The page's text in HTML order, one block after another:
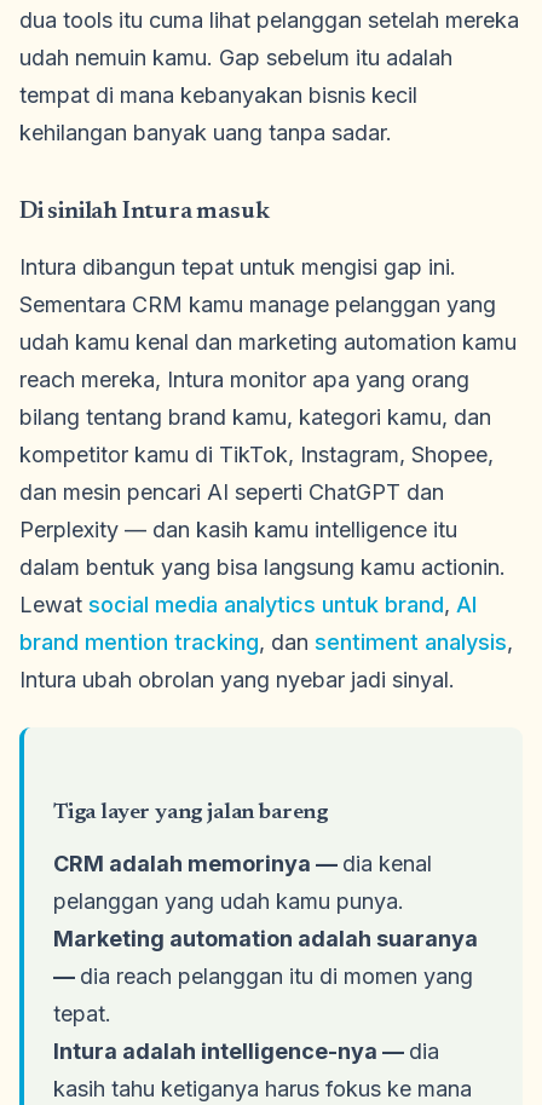
dua tools itu cuma lihat pelanggan setelah mereka
udah nemuin kamu. Gap sebelum itu adalah
tempat di mana kebanyakan bisnis kecil
kehilangan banyak uang tanpa sadar.
Di sinilah Intura masuk
Intura dibangun tepat untuk mengisi gap ini.
Sementara CRM kamu manage pelanggan yang
udah kamu kenal dan marketing automation kamu
reach mereka, Intura monitor apa yang orang
bilang tentang brand kamu, kategori kamu, dan
kompetitor kamu di TikTok, Instagram, Shopee,
dan mesin pencari AI seperti ChatGPT dan
Perplexity — dan kasih kamu intelligence itu
dalam bentuk yang bisa langsung kamu actionin.
Lewat social media analytics untuk brand, AI
brand mention tracking, dan sentiment analysis,
Intura ubah obrolan yang nyebar jadi sinyal.
Tiga layer yang jalan bareng
CRM adalah memorinya — dia kenal
pelanggan yang udah kamu punya.
Marketing automation adalah suaranya
— dia reach pelanggan itu di momen yang
tepat.
Intura adalah intelligence-nya — dia
kasih tahu ketiganya harus fokus ke mana